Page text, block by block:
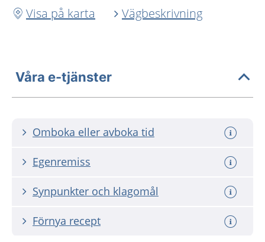
Visa på karta
Vägbeskrivning
Våra e-tjänster
Omboka eller avboka tid
Egenremiss
Synpunkter och klagomål
Förnya recept